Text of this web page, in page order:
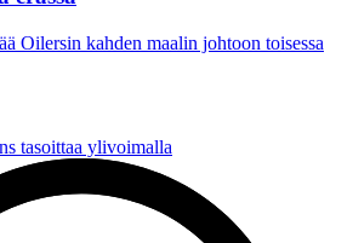
Oilersin kahden maalin johtoon toisessa